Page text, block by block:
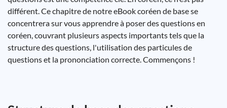
différent. Ce chapitre de notre eBook coréen de base se
concentrera sur vous apprendre à poser des questions en
coréen, couvrant plusieurs aspects importants tels que la
structure des questions, l'utilisation des particules de
questions et la prononciation correcte. Commençons !